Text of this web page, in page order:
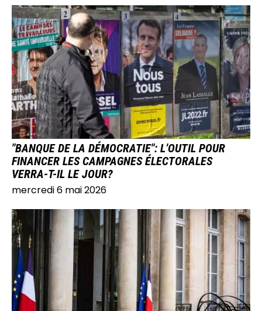
IMAGE
"BANQUE DE LA DÉMOCRATIE": L’OUTIL POUR
FINANCER LES CAMPAGNES ÉLECTORALES
VERRA-T-IL LE JOUR?
mercredi 6 mai 2026
IMAGE